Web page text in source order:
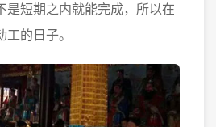
是短期之内就能完成，所以在
的日子。